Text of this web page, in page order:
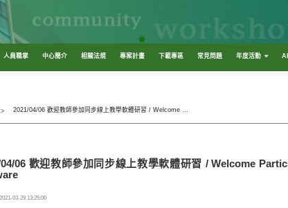
人員職掌 中心簡介 相關法規 專案計畫 下載專區 常見問題 年度活動
2021/04/06 歡迎教師參加同步線上教學軟體研習 / Welcome Participate the workshop of synchronous teaching software
04/06 歡迎教師參加同步線上教學軟體研習 / Welcome
03-29 13:25:00